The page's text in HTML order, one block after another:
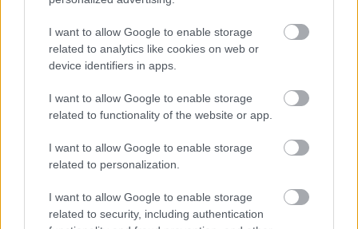
I want to allow Google to enable storage
related to analytics like cookies on web or
device identifiers in apps.
I want to allow Google to enable storage
related to functionality of the website or app.
I want to allow Google to enable storage
related to personalization.
I want to allow Google to enable storage
related to security, including authentication